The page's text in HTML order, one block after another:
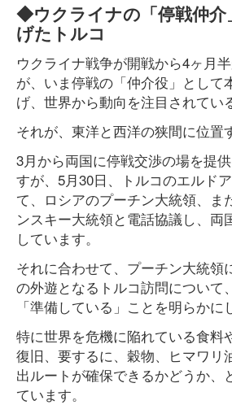
◆ウクライナの「停戦仲介
げたトルコ
ウクライナ戦争が開戦から4ヶ月
が、いま停戦の「仲介役」として
げ、世界から動向を注目されてい
それが、東洋と西洋の狭間に位置
3月から両国に停戦交渉の場を提
すが、5月30日、トルコのエルド
て、ロシアのプーチン大統領、ま
ンスキー大統領と電話協議し、両
しています。
それに合わせて、プーチン大統領
の外遊となるトルコ訪問について
「準備している」ことを明らかに
特に世界を危機に陥れている食料
復旧、要するに、穀物、ヒマワリ
出ルートが確保できるかどうか、
ています。